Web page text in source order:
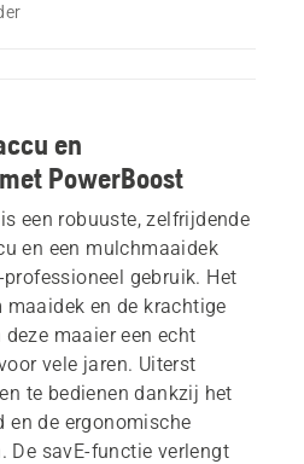
en
PowerBoost
een robuuste, zelfrijdende
en een mulchmaaidek
gebruik. Het
en de krachtige
maaier een echt
vele jaren. Uiterst
te bedienen dankzij het
en de ergonomische
De savE-functie verlengt